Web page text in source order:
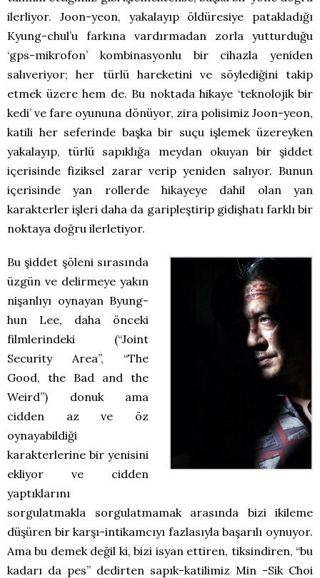
ilerliyor. Joon-yeon, yakalayıp öldüresiye patakladığı
Kyung-chul’u farkına vardırmadan zorla yutturduğu
‘gps-mikrofon’ kombinasyonlu bir cihazla yeniden
salıveriyor; her türlü hareketini ve söylediğini takip
etmek üzere hem de. Bu noktada hikaye ‘teknolojik bir
kedi’ ve fare oyununa dönüyor, zira polisimiz Joon-yeon,
katili her seferinde başka bir suçu işlemek üzereyken
yakalayıp, türlü sapıklığa meydan okuyan bir şiddet
içerisinde fiziksel zarar verip yeniden salıyor. Bunun
içerisinde yan rollerde hikayeye dahil olan yan
karakterler işleri daha da garipleştirip gidişhatı farklı bir
noktaya doğru ilerletiyor.
Bu şiddet şöleni sırasında
üzgün ve delirmeye yakın
nişanlıyı oynayan Byung-
hun Lee, daha önceki
filmlerindeki (“Joint
Security Area”, “The
Good, the Bad and the
Weird”) donuk ama
cidden az ve öz
oynayabildiği
karakterlerine bir yenisini
ekliyor ve cidden
yaptıklarını
sorgulatmakla sorgulatmamak arasında bizi ikileme
düşüren bir karşı-intikamcıyı fazlasıyla başarılı oynuyor.
Ama bu demek değil ki, bizi isyan ettiren, tiksindiren, “bu
kadarı da pes” dedirten sapık-katilimiz Min -Sik Choi